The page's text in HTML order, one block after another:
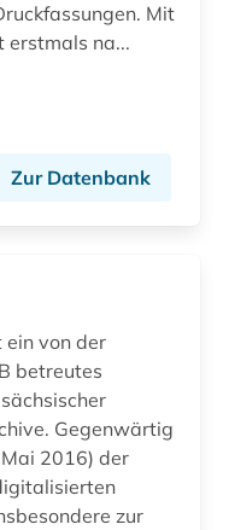
Mit
erstmals na...
Zur Datenbank
ein von der
betreutes
Gegenwärtig
2016) der
zur